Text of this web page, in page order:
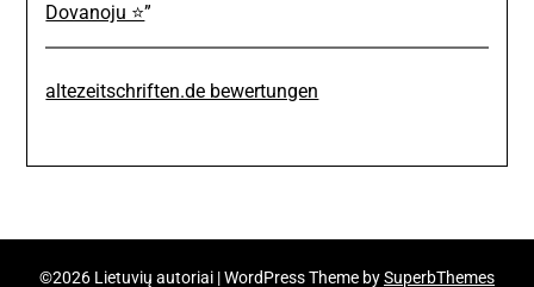
Dovanoju ⭐”
altezeitschriften.de bewertungen
©2026 Lietuvių autoriai | WordPress Theme bySuperbThemes